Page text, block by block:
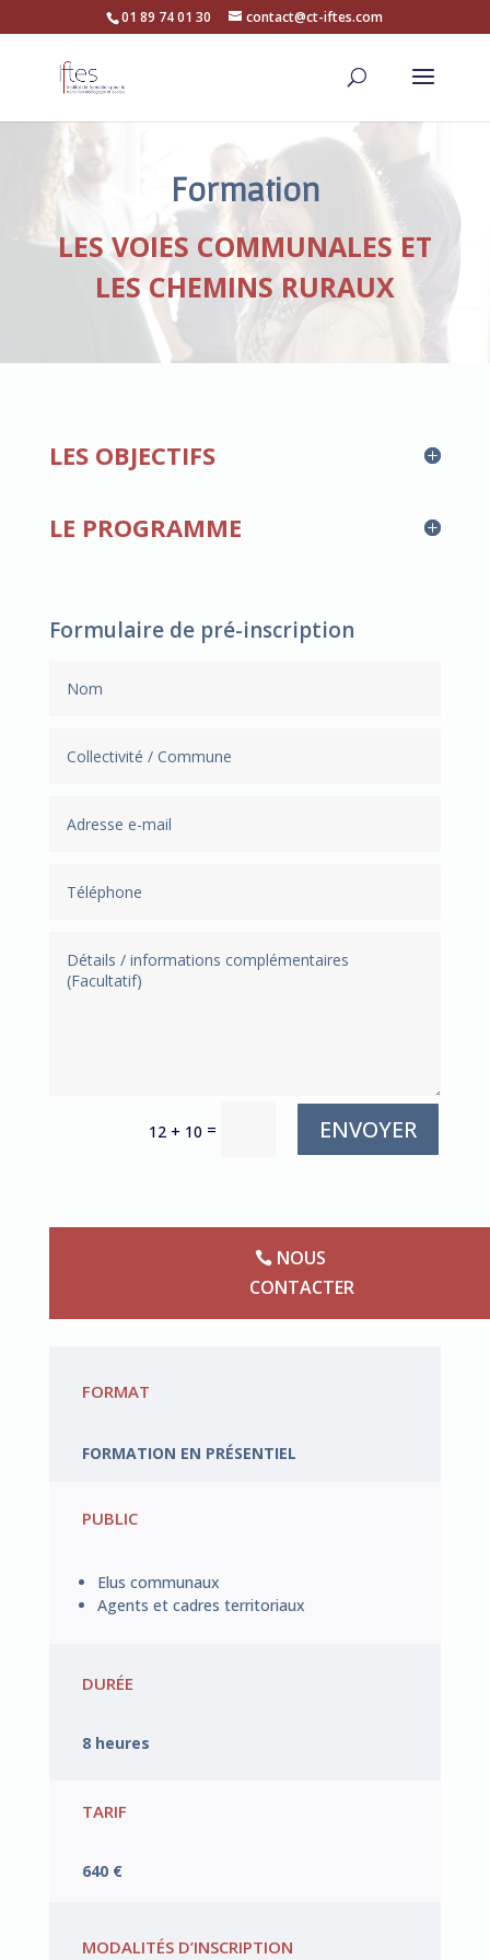
01 89 74 01 30 contact@ct-iftes.com
Formation
LES VOIES COMMUNALES ET
LES CHEMINS RURAUX
LES OBJECTIFS
LE PROGRAMME
Formulaire de pré-inscription
12 + 10 = ENVOYER
NOUS
CONTACTER
FORMAT
FORMATION EN PRÉSENTIEL
PUBLIC
Elus communaux
Agents et cadres territoriaux
DURÉE
8 heures
TARIF
640 €
MODALITÉS D’INSCRIPTION